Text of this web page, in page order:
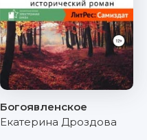
Богоявленское
Екатерина Дроздова